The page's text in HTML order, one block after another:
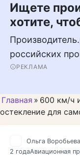
Ищете
хотите,
российских
РЕКЛАМА
Главная » 600 км/ч
остекление для
Ольга Воробьева
2 годаАвиационная